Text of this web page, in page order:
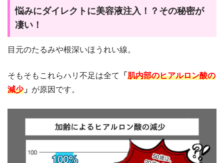
悩みにダイレクトに美容液注入！？その秘密が
凄い！
目元のたるみや根深いほうれい線。
そもそもこれらハリ不足は全て 「 肌内部のヒアルロン酸の
減少」 が原因です。